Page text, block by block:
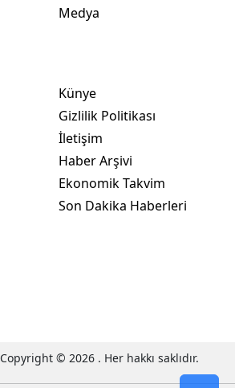
Aksaray
Bayburt
Karaman
Ardahan
Medya
Künye
Gizlilik Politikası
İletişim
Haber Arşivi
Ekonomik Takvim
Son Dakika Haberleri
Copyright © 2026 . Her hakkı saklıdır.